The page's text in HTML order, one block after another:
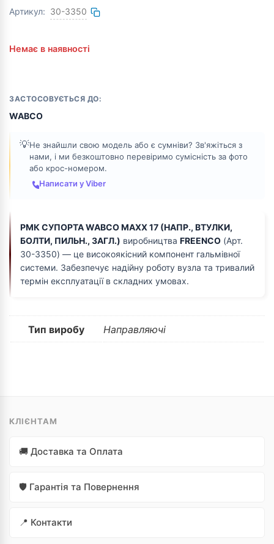
Артикул: 30-3350
ЗАСТОСОВУЄТЬСЯ ДО:
WABCO
💡Не знайшли свою модель або є сумніви? Зв'яжіться з
нами, і ми безкоштовно перевіримо сумісність за фото
або крос-номером.
Написати у Viber
Немає в наявності
РМК СУПОРТА WABCO MAXX 17 (НАПР., ВТУЛКИ,
БОЛТИ, ПИЛЬН., ЗАГЛ.) виробництва FREENCO (Арт.
30-3350) — це високоякісний компонент гальмівної
системи. Забезпечує надійну роботу вузла та тривалий
термін експлуатації в складних умовах.
Тип виробу Направляючі
КЛІЄНТАМ
🚚 Доставка та Оплата
🛡️ Гарантія та Повернення
📍 Контакти